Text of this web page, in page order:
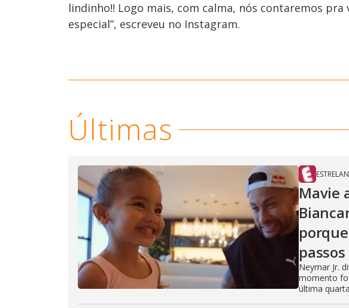
lindinho!! Logo mais, com calma, nós contaremos pra
especial”, escreveu no Instagram.
Últimas
Mavie
Neymar Jr.
momento
última